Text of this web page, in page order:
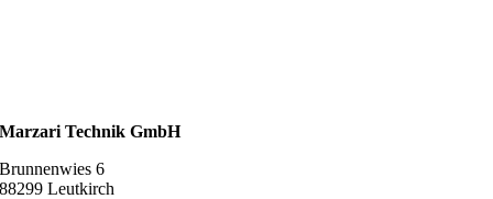
Marzari Technik GmbH
Brunnenwies 6
88299 Leutkirch